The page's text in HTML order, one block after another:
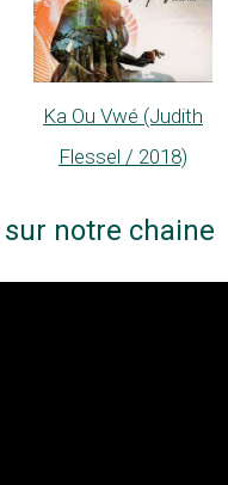
Ka Ou Vwé (Judith
Flessel / 2018)
notre chaine